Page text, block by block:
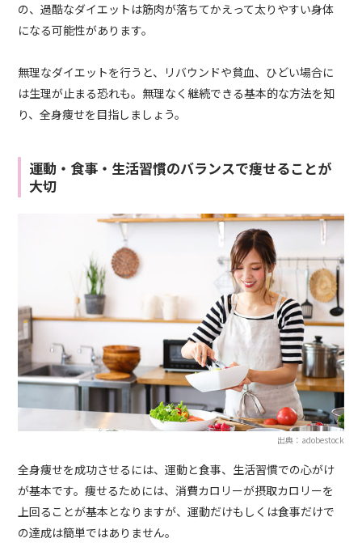
の、過酷なダイエットは筋肉が落ちてかえって太りやすい身体
になる可能性があります。
無理なダイエットを行うと、リバウンドや貧血、ひどい場合に
は生理が止まる恐れも。無理なく継続できる基本的な方法を知
り、全身痩せを目指しましょう。
運動・食事・生活習慣のバランスで痩せることが
大切
出典：adobestock
全身痩せを成功させるには、運動と食事、生活習慣での心がけ
が基本です。痩せるためには、消費カロリーが摂取カロリーを
上回ることが基本となりますが、運動だけもしくは食事だけで
の達成は簡単ではありません。